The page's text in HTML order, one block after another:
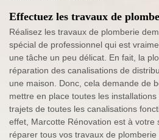
Effectuez les travaux de
Réalisez les travaux de plomberie
spécial de professionnel qui est
une tâche un peu délicat. En fait, la
réparation des canalisations de
une maison. Donc, cela demande de
mettre en place toutes les
trajets de toutes les canalisations
effet, Marcotte Rénovation est à votre
réparer tous vos travaux de